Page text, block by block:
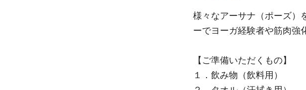
様々なアーサナ（ポーズ）
ーでヨーガ経験者や筋肉強
【ご準備いただくもの】
１．飲み物（飲料用）